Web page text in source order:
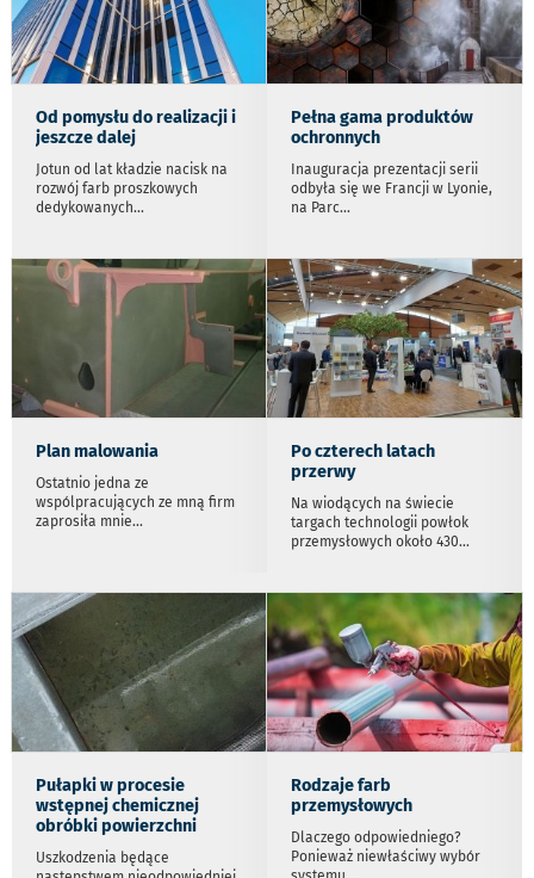
Od pomysłu do realizacji i
jeszcze dalej
Jotun od lat kładzie nacisk na
rozwój farb proszkowych
dedykowanych...
Pełna gama produktów
ochronnych
Inauguracja prezentacji serii
odbyła się we Francji w Lyonie,
na Parc...
Plan malowania
Ostatnio jedna ze
wspólpracujących ze mną firm
zaprosiła mnie...
Po czterech latach
przerwy
Na wiodących na świecie
targach technologii powłok
przemysłowych około 430...
Pułapki w procesie
wstępnej chemicznej
obróbki powierzchni
Uszkodzenia będące
Rodzaje farb
przemysłowych
Dlaczego odpowiedniego?
Ponieważ niewłaściwy wybór